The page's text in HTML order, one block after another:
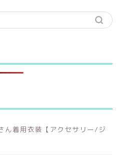
ん着用衣装【アクセサリー/ジ